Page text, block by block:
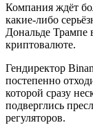
Компания ждёт
какие-либо
Дональде
криптовалюте.
Гендиректор
постепенно
которой сразу
подверглись
регуляторов.